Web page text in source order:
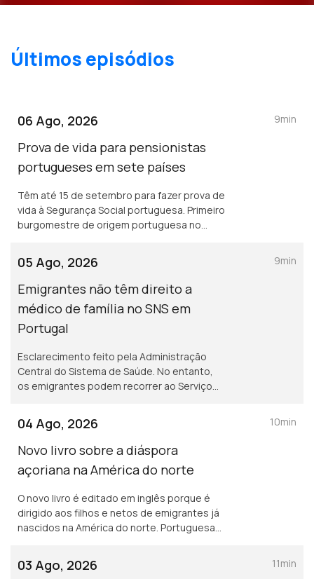
Últimos episódios
06 Ago, 2026
Prova de vida para pensionistas
portugueses em sete países
Têm até 15 de setembro para fazer prova de
vida à Segurança Social portuguesa. Primeiro
burgomestre de origem portuguesa no
9min
05 Ago, 2026
Emigrantes não têm direito a
médico de família no SNS em
Portugal
Esclarecimento feito pela Administração
Central do Sistema de Saúde. No entanto,
os emigrantes podem recorrer ao Serviço
9min
04 Ago, 2026
Novo livro sobre a diáspora
açoriana na América do norte
O novo livro é editado em inglês porque é
dirigido aos filhos e netos de emigrantes já
nascidos na América do norte. Portuguesa
incêndios.
10min
03 Ago, 2026
11min